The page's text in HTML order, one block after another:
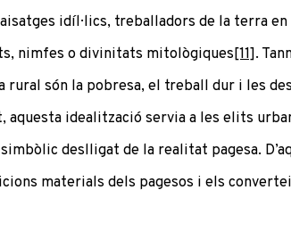
idíl·lics, treballadors de la terra
nimfes o divinitats mitològiques[11].
rural són la pobresa, el treball dur i les
aquesta idealització servia a les elits
deslligat de la realitat pagesa.
materials dels pagesos i els